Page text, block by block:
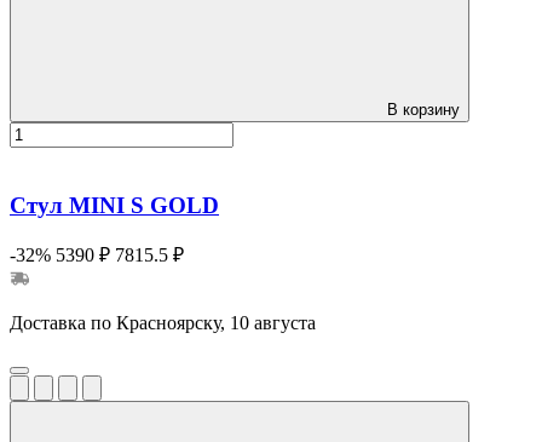
В корзину
Стул MINI S GOLD
-32% 5390 ₽ 7815.5 ₽
Доставка по Красноярску, 10 августа